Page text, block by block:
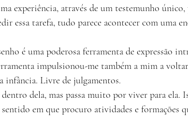
experiência, através de um testemunho único,
essa tarefa, tudo parece acontecer com uma
é uma poderosa ferramenta de expressão
impulsionou-me também a mim a
infância. Livre de julgamentos.
dela, mas passa muito por viver para ela.
em que procuro atividades e formações